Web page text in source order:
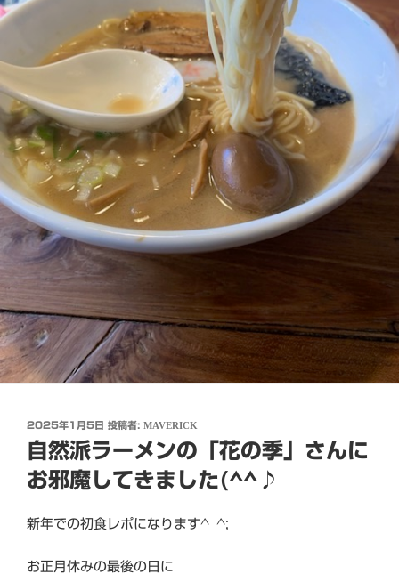
投
稿
日:
2025年1月5日 投稿者: MAVERICK
自然派ラーメンの「花の季」さんに
お邪魔してきました(^^♪
新年での初食レポになります^_^;
お正月休みの最後の日に